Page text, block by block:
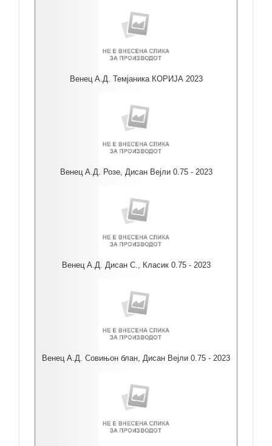
Венец А.Д. Темјаника КОРИЈА 2023
Венец А.Д. Розе, Дисан Вејли 0.75 - 2023
Венец А.Д. Дисан С., Класик 0.75 - 2023
Венец А.Д. Совињон блан, Дисан Вејли 0.75 - 2023